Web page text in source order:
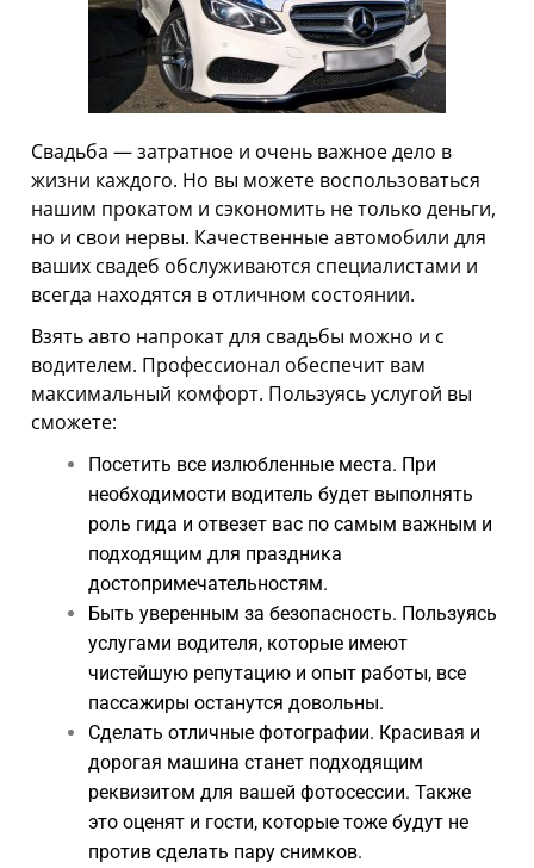
ТЕХПОМОЩЬ
АРЕНДА АВТО С ВОДИТЕЛЕМ
АРЕНДА АВТОМОБИЛЕЙ НА СВАДЬБУ
ТАРИФЫ
О НАС
УСЛОВИЯ АРЕНДЫ
ОТЗЫВЫ
АКЦИИ
Свадьба — затратное и очень важное дело в
жизни каждого. Но вы можете воспользоваться
нашим прокатом и сэкономить не только деньги,
но и свои нервы. Качественные автомобили для
ваших свадеб обслуживаются специалистами и
всегда находятся в отличном состоянии.
Взять авто напрокат для свадьбы можно и с
водителем. Профессионал обеспечит вам
максимальный комфорт. Пользуясь услугой вы
сможете:
Посетить все излюбленные места. При
необходимости водитель будет выполнять
роль гида и отвезет вас по самым важным и
подходящим для праздника
достопримечательностям.
Быть уверенным за безопасность. Пользуясь
услугами водителя, которые имеют
чистейшую репутацию и опыт работы, все
пассажиры останутся довольны.
Сделать отличные фотографии. Красивая и
дорогая машина станет подходящим
реквизитом для вашей фотосессии. Также
это оценят и гости, которые тоже будут не
против сделать пару снимков.